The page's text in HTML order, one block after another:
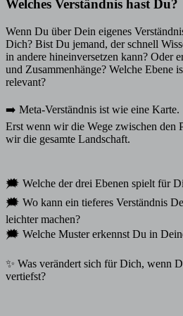
Welches Verständnis hast Du?
Wenn Du über Dein eigenes
Dich? Bist Du jemand, der schnell
in andere hineinversetzen kann? Oder
und Zusammenhänge? Welche Ebene
relevant?
➡️ Meta-Verständnis ist wie eine Karte.
Erst wenn wir die Wege zwischen den
wir die gesamte Landschaft.
🗯️ Welche der drei Ebenen spielt für
🗯️ Wo kann ein tieferes Verständnis
leichter machen?
🗯️ Welche Muster erkennst Du in
✨ Was verändert sich für Dich, wenn
vertiefst?